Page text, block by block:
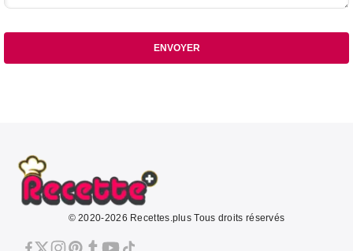
ENVOYER
© 2020-2026 Recettes.plus Tous droits réservés